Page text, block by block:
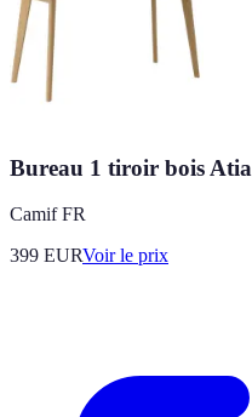
Bureau 1 tiroir bois Atia
Camif FR
399 EURVoir le prix